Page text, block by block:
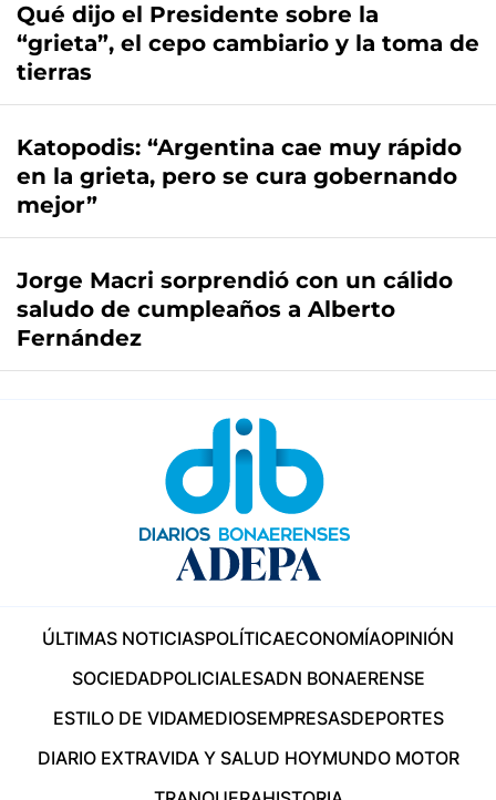
Qué dijo el Presidente sobre la
“grieta”, el cepo cambiario y la toma de
tierras
Katopodis: “Argentina cae muy rápido
en la grieta, pero se cura gobernando
mejor”
Jorge Macri sorprendió con un cálido
saludo de cumpleaños a Alberto
Fernández
ÚLTIMAS NOTICIASPOLÍTICAECONOMÍAOPINIÓN
SOCIEDADPOLICIALESADN BONAERENSE
ESTILO DE VIDAMEDIOSEMPRESASDEPORTES
DIARIO EXTRAVIDA Y SALUD HOYMUNDO MOTOR